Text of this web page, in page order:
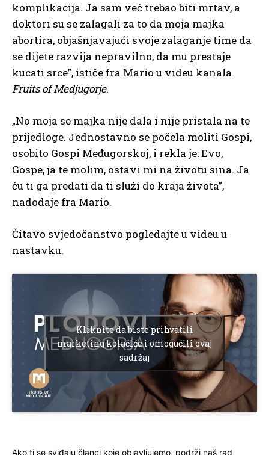
komplikacija. Ja sam već trebao biti mrtav, a
doktori su se zalagali za to da moja majka
abortira, objašnjavajući svoje zalaganje time da
se dijete razvija nepravilno, da mu prestaje
kucati srce”, ističe fra Mario u videu kanala
Fruits of Medjugorje.
„No moja se majka nije dala i nije pristala na te
prijedloge. Jednostavno se počela moliti Gospi,
osobito Gospi Međugorskoj, i rekla je: Evo,
Gospe, ja te molim, ostavi mi na životu sina. Ja
ću ti ga predati da ti služi do kraja života”,
nadodaje fra Mario.
Čitavo svjedočanstvo pogledajte u videu u
nastavku.
Kliknite da biste prihvatili
marketing kolačiće i omogućili ovaj
sadržaj
Ako ti se sviđaju članci koje objavljujemo, podrži naš rad